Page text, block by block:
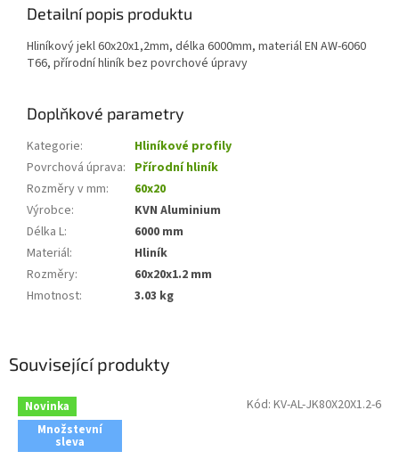
Související produkty
Novinka
Množstevní
sleva
Kód: KV-AL-JK80X20X1.2-6
Detailní popis produktu
Hliníkový jekl 60x20x1,2mm, délka 6000mm, materiál EN AW-6060
T66, přírodní hliník bez povrchové úpravy
Doplňkové parametry
Kategorie:
Hliníkové profily
Povrchová úprava: Přírodní hliník
Rozměry v mm:
60x20
Výrobce:
KVN Aluminium
Délka L:
6000 mm
Materiál:
Hliník
Rozměry:
60x20x1.2 mm
Hmotnost: 3.03 kg